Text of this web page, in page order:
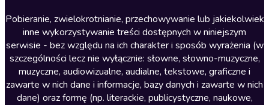
Literatura anglojęzyczna
Literatura faktu
Literatura obyczajowa
Literatura piękna obca
Literatura piękna polska
Pobieranie, zwielokrotnianie, przechowywanie lub jakiekolwiek
inne wykorzystywanie treści dostępnych w niniejszym
serwisie - bez względu na ich charakter i sposób wyrażenia (w
szczególności lecz nie wyłącznie: słowne, słowno-muzyczne,
muzyczne, audiowizualne, audialne, tekstowe, graficzne i
zawarte w nich dane i informacje, bazy danych i zawarte w nich
dane) oraz formę (np. literackie, publicystyczne, naukowe,